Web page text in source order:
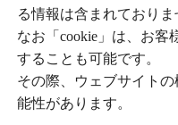
る情報は含まれておりま
なお「cookie」は、お客
することも可能です。
その際、ウェブサイト
能性があります。